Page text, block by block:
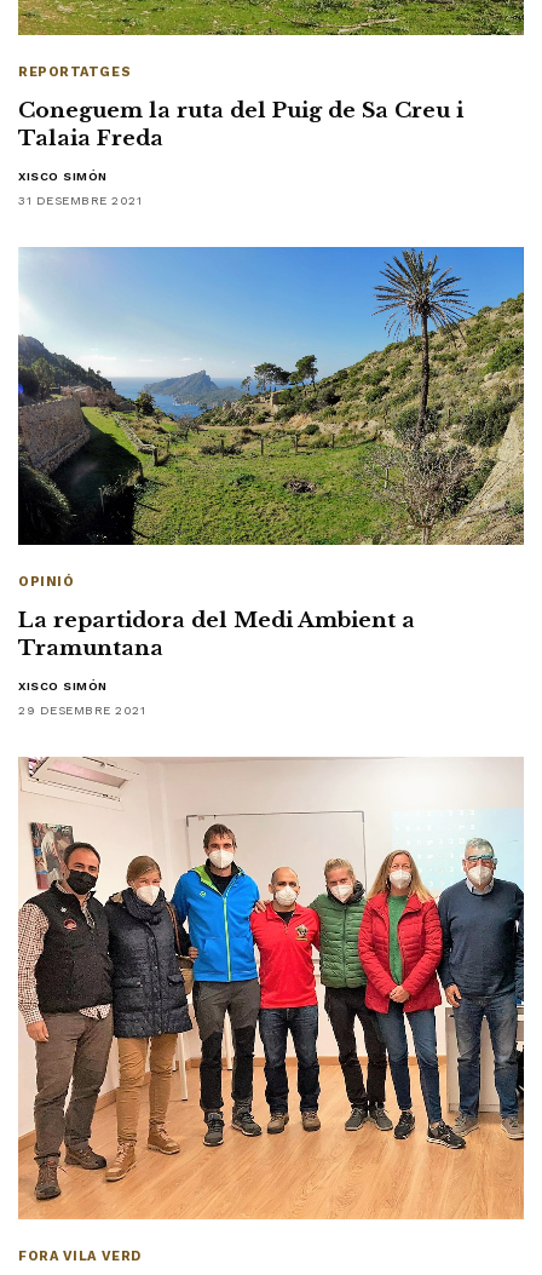
REPORTATGES
Coneguem la ruta del Puig de Sa Creu i
Talaia Freda
XISCO SIMÓN
31 DESEMBRE 2021
OPINIÓ
La repartidora del Medi Ambient a
Tramuntana
XISCO SIMÓN
29 DESEMBRE 2021
FORA VILA VERD